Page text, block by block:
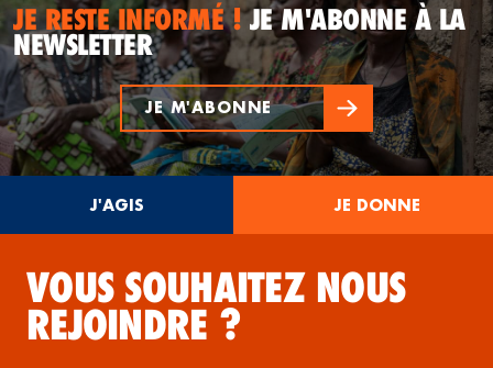
JE RESTE INFORMÉ !JE M'ABONNE À LA
NEWSLETTER
JE M'ABONNE
J'AGIS JE DONNE
VOUS SOUHAITEZ NOUS
REJOINDRE ?